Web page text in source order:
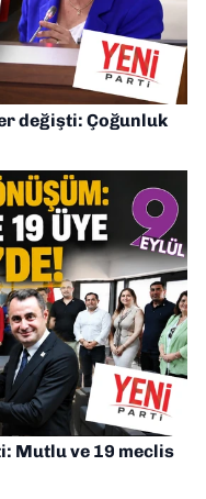
değişti: Çoğunluk
Mutlu ve 19 meclis